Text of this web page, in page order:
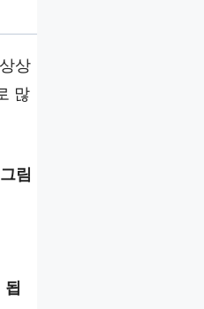
상
많
림